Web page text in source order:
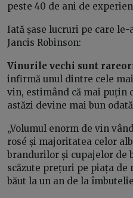
peste 40 de ani de
Iată șase lucruri pe care
Jancis Robinson:
Vinurile vechi sunt
infirmă unul dintre cele
vin, estimând că mai puțin
astăzi devine mai bun
„Volumul enorm de vin
rosé și majoritatea celor
brandurilor și cupajelor de
scăzute prețuri pe piața de
băut la un an de la